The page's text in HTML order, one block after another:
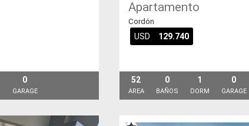
0
GARAGE
Apartamento
Cordón
USD 129.740
52
AREA
0
BAÑOS
1
DORM
0
GARAGE